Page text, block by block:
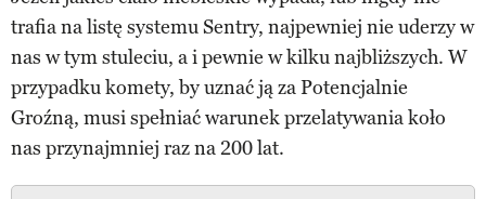
trafia na listę systemu Sentry, najpewniej nie uderzy w
nas w tym stuleciu, a i pewnie w kilku najbliższych. W
przypadku komety, by uznać ją za Potencjalnie
Groźną, musi spełniać warunek przelatywania koło
nas przynajmniej raz na 200 lat.